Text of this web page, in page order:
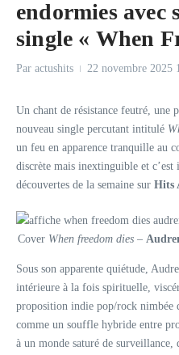
endormies avec
single « When
Par actushits 22 novembre 2025
Un chant de résistance feutré, une
nouveau single percutant intitulé
un feu en apparence tranquille au
discrète mais inextinguible et
découvertes de la semaine sur Hits
Cover When freedom dies–
Sous son apparente quiétude,
intérieure à la fois spirituelle,
proposition indie pop/rock nimbée
comme un souffle hybride entre
à un monde saturé de surveillance,